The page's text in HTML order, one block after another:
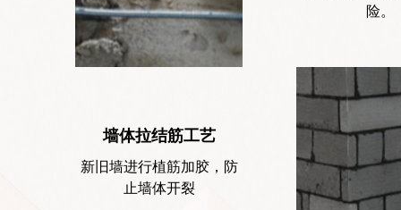
墙体拉结筋工艺
新旧墙进行植筋加胶，防
止墙体开裂